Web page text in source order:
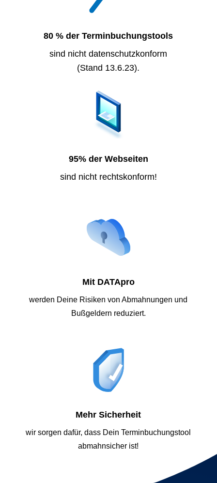
80 % der Terminbuchungstools
sind nicht datenschutzkonform
(Stand 13.6.23).
95% der Webseiten
sind nicht rechtskonform!
Mit DATApro
werden Deine Risiken von Abmahnungen und
Bußgeldern reduziert.
Mehr Sicherheit
wir sorgen dafür, dass Dein Terminbuchungstool
abmahnsicher ist!